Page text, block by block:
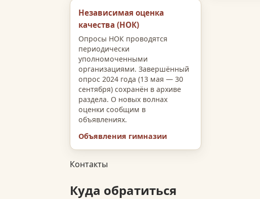
Независимая оценка
качества (НОК)
Опросы НОК проводятся
периодически
уполномоченными
организациями. Завершённый
опрос 2024 года (13 мая — 30
сентября) сохранён в архиве
раздела. О новых волнах
оценки сообщим в
объявлениях.
Объявления гимназии
Контакты
Куда обратиться